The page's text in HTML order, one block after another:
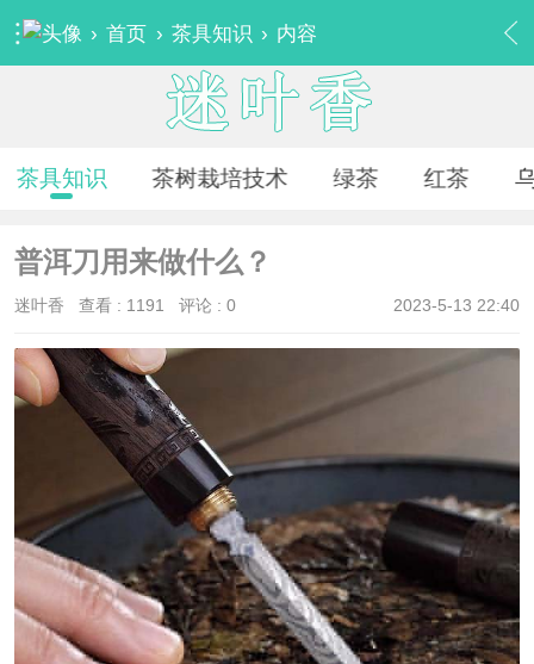
› 首页 › 茶具知识 › 内容
茶具知识 茶树栽培技术 绿茶 红茶
普洱刀用来做什么？
2023-5-13 22:40
迷叶香 查看 : 1191 评论 : 0